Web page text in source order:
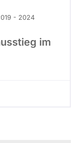
- 2024
im